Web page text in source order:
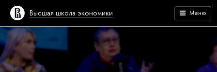
Высшая школа экономики Меню